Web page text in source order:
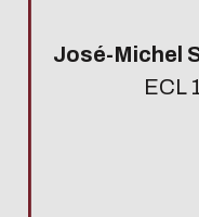
José-Michel
ECL